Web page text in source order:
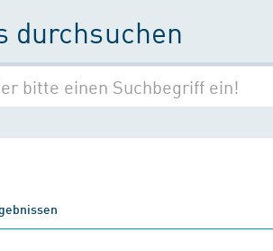
durchsuchen